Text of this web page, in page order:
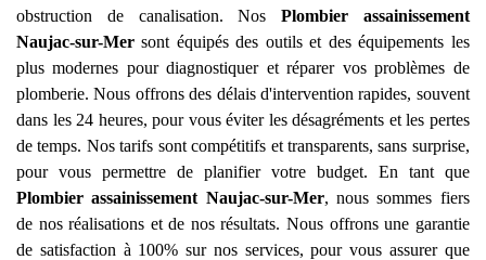
obstruction de canalisation. Nos Plombier assainissement
Naujac-sur-Mer sont équipés des outils et des équipements les
plus modernes pour diagnostiquer et réparer vos problèmes de
plomberie. Nous offrons des délais d'intervention rapides, souvent
dans les 24 heures, pour vous éviter les désagréments et les pertes
de temps. Nos tarifs sont compétitifs et transparents, sans surprise,
pour vous permettre de planifier votre budget. En tant que
Plombier assainissement Naujac-sur-Mer, nous sommes fiers
de nos réalisations et de nos résultats. Nous offrons une garantie
de satisfaction à 100% sur nos services, pour vous assurer que